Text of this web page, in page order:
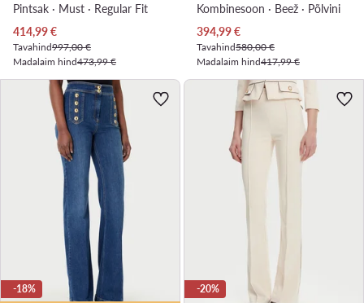
Pintsak · Must · Regular Fit
Praegune hind
414,99€
Tavahind997,00 €
Madalaim hind473,99 €
Kombinesoon · Beež · Põlvini
Praegune hind
394,99€
Tavahind580,00 €
Madalaim hind417,99 €
-18% -20%